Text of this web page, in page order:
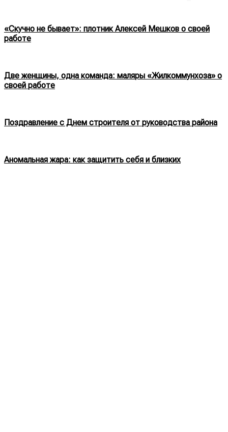
«Скучно не бывает»: плотник Алексей Мешков о своей
работе
Две женщины, одна команда: маляры «Жилкоммунхоза» о
своей работе
Поздравление с Днем строителя от руководства района
Аномальная жара: как защитить себя и близких